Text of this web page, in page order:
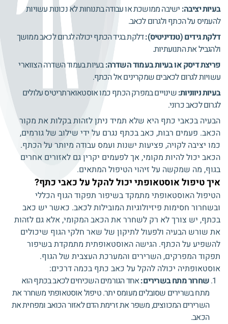
בעיות יציבה: ישיבה ממושכת או עבודה בתנוחות לא נכונות עשויות
להעמיס על הכתף ולגרום לכאב.
דלקת גידים (טנדיניטיס):דלקת בגיד הכתף יכולה לגרום לכאב ממושך
ולהגביל את התנועתיות.
פריצת דיסק או בעיות בעמוד השדרה:בעיות בעמוד השדרה הצווארי
עשויות לגרום לכאבים שמקרינים אל הכתף.
בעיות ניווניות:שינויים במפרק הכתף כמו אוסטאוארתריטיס עלולים
לגרום לכאב כרוני.
הבעיה בכאבי כתף היא שלא תמיד ניתן לזהות בקלות את מקור
הכאב. פעמים רבות, כאב בכתף נגרם על ידי שילוב של גורמים,
כמו יציבה לקויה, פציעות ישנות ועמס עבודה מיותר על הכתף.
הכאב יכול להיות מקומי, אך לפעמים יקרין גם לאזורים אחרים
בגוף, מה שמקשה על זיהוי הטיפול המתאים.
איך טיפול אוסטאופתי יכול להקל על כאבי כתף?
הטיפול האוסטאופתי מתמקד בשיפור תפקוד הגוף הכללי
ובשחרור חסימות פיזיולוגיות המובילות לכאב. כאשר יש כאב
בכתף, יש צורך לא רק לשחרר את הכאב המקומי, אלא גם לזהות
את שורש הבעיה ולפעול לתיקון של שאר חלקי הגוף שיכולים
להשפיע על הכתף. הגישה האוסטאופתית מתמקדת בשיפור
תפקוד המפרקים, השרירים והמערכת העצבית של הגוף.
אוסטאופתיה יכולה להקל על כאב כתף בכמה דרכים:
שחרור מתח בשרירים:אחד הגורמים השכיחים לכאב בכתף הוא
מתח בשרירים שסובלים מעומס יתר. טיפול אוסטאופתי משחרר את
השרירים המכווצים, משפר את זרימת הדם לאזור הכואב ומפחית את
הכאב.